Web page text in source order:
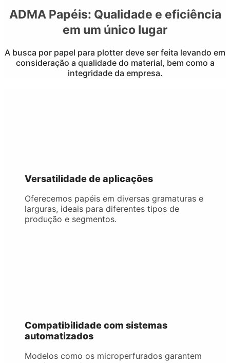
ADMA Papéis: Qualidade e eficiência
em um único lugar
A busca por papel para plotter deve ser feita levando em
consideração a qualidade do material, bem como a
integridade da empresa.
Versatilidade de aplicações
Oferecemos papéis em diversas gramaturas e
larguras, ideais para diferentes tipos de
produção e segmentos.
Compatibilidade com sistemas
automatizados
Modelos como os microperfurados garantem